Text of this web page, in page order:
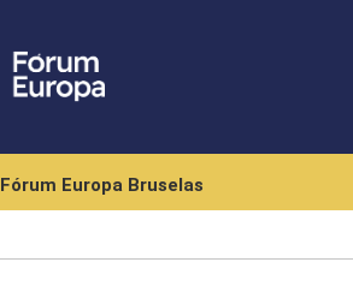
Fórum Europa Bruselas